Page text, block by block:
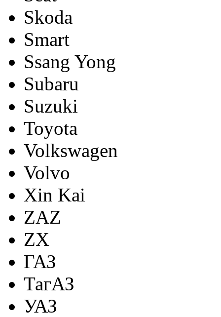
Skoda
Smart
Ssang Yong
Subaru
Suzuki
Toyota
Volkswagen
Volvo
Xin Kai
ZAZ
ZX
ГАЗ
ТагАЗ
УАЗ